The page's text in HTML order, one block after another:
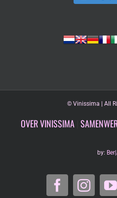
© Vinissima | All
OVER VINISSIMA
by:
Facebook